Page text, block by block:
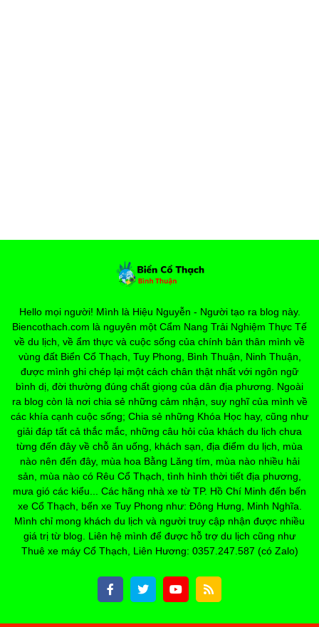
Hello mọi người! Mình là Hiệu Nguyễn - Người tạo ra blog này.
Biencothach.com là nguyên một Cẩm Nang Trải Nghiệm Thực Tế
về du lịch, về ẩm thực và cuộc sống của chính bản thân mình về
vùng đất Biển Cổ Thạch, Tuy Phong, Bình Thuận, Ninh Thuận,
được mình ghi chép lại một cách chân thật nhất với ngôn ngữ
bình dị, đời thường đúng chất giọng của dân địa phương. Ngoài
ra blog còn là nơi chia sẻ những cảm nhận, suy nghĩ của mình về
các khía cạnh cuộc sống; Chia sẻ những Khóa Học hay, cũng như
giải đáp tất cả thắc mắc, những câu hỏi của khách du lịch chưa
từng đến đây về chỗ ăn uống, khách sạn, địa điểm du lịch, mùa
nào nên đến đây, mùa hoa Bằng Lăng tím, mùa nào nhiều hải
sản, mùa nào có Rêu Cổ Thạch, tình hình thời tiết địa phương,
mưa gió các kiểu... Các hãng nhà xe từ TP. Hồ Chí Minh đến bến
xe Cổ Thạch, bến xe Tuy Phong như: Đông Hưng, Minh Nghĩa.
Mình chỉ mong khách du lịch và người truy cập nhận được nhiều
giá trị từ blog. Liên hệ mình để được hỗ trợ du lịch cũng như
Thuê xe máy Cổ Thạch, Liên Hương: 0357.247.587 (có Zalo)